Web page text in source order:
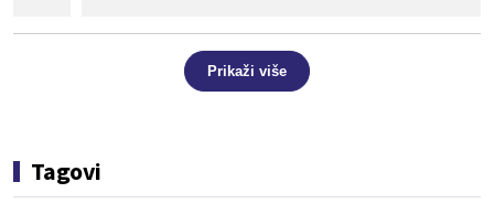
Prikaži više
Tagovi